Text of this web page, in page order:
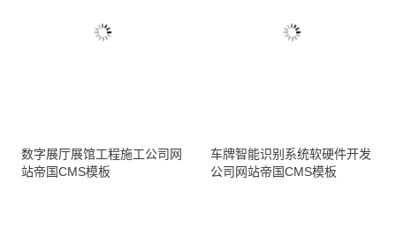
数字展厅展馆工程施工公司网
站帝国CMS模板
车牌智能识别系统软硬件开发
公司网站帝国CMS模板